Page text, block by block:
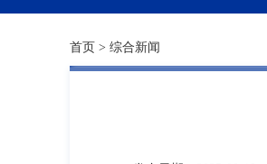
首页 > 综合新闻